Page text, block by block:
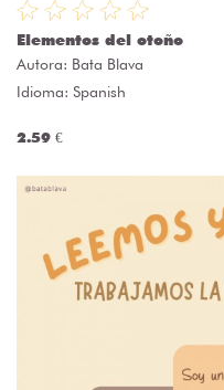
Elementos del otoño
Autora: Bata Blava
Idioma: Spanish
2.59 €